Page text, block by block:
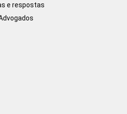
e respostas